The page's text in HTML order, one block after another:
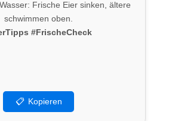
Frische Eier sinken, ältere
schwimmen oben.
#FrischeCheck
📋 Kopieren